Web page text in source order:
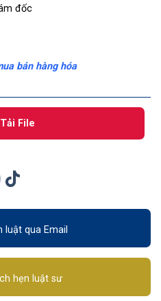
đốc
bán hàng hóa
Tải File
luật qua Email
hẹn luật sư